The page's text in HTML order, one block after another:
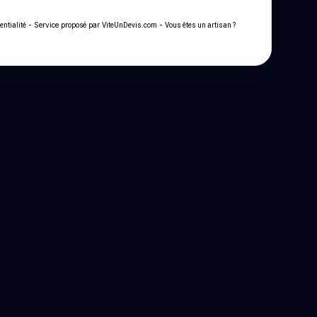
- Service proposé par ViteUnDevis.com - Vous êtes un artisan ?